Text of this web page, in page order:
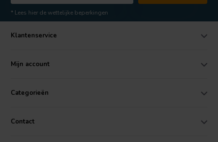
* Lees hier de wettelijke beperkingen
Klantenservice
Mijn account
Categorieën
Contact